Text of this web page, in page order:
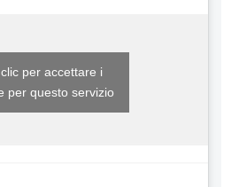
per accettare i
per questo servizio